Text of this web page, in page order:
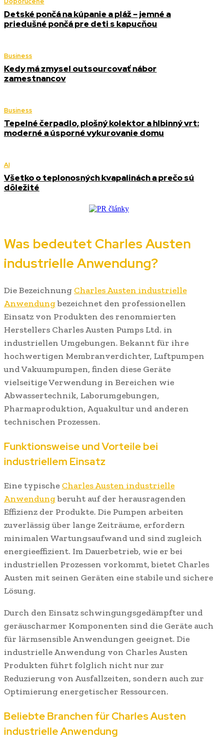
Detské pončá na kúpanie a pláž – jemné a
priedušné pončá pre deti s kapucňou
Business
Kedy má zmysel outsourcovať nábor
zamestnancov
Business
Tepelné čerpadlo, plošný kolektor a hlbinný vrt:
moderné a úsporné vykurovanie domu
AI
Všetko o teplonosných kvapalinách a prečo sú
dôležité
Was bedeutet Charles Austen
industrielle Anwendung?
Die Bezeichnung Charles Austen industrielle
Anwendungbezeichnet den professionellen
Einsatz von Produkten des renommierten
Herstellers Charles Austen Pumps Ltd. in
industriellen Umgebungen. Bekannt für ihre
hochwertigen Membranverdichter, Luftpumpen
und Vakuumpumpen, finden diese Geräte
vielseitige Verwendung in Bereichen wie
Abwassertechnik, Laborumgebungen,
Pharmaproduktion, Aquakultur und anderen
technischen Prozessen.
Funktionsweise und Vorteile bei
industriellem Einsatz
Eine typische Charles Austen industrielle
Anwendungberuht auf der herausragenden
Effizienz der Produkte. Die Pumpen arbeiten
zuverlässig über lange Zeiträume, erfordern
minimalen Wartungsaufwand und sind zugleich
energieeffizient. Im Dauerbetrieb, wie er bei
industriellen Prozessen vorkommt, bietet Charles
Austen mit seinen Geräten eine stabile und sichere
Lösung.
Durch den Einsatz schwingungsgedämpfter und
geräuscharmer Komponenten sind die Geräte auch
für lärmsensible Anwendungen geeignet. Die
industrielle Anwendung von Charles Austen
Produkten führt folglich nicht nur zur
Reduzierung von Ausfallzeiten, sondern auch zur
Optimierung energetischer Ressourcen.
Beliebte Branchen für Charles Austen
industrielle Anwendung